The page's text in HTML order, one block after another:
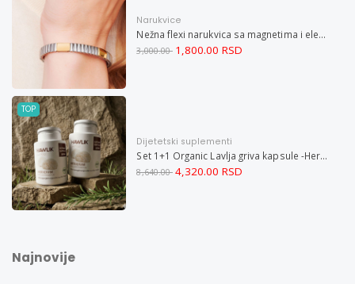
Narukvice
Nežna flexi narukvica sa magnetima i elementima u boji zlata i bakrom M
3,000.00 1,800.00 RSD
TOP
Dijetetski suplementi
Set 1+1 Organic Lavlja griva kapsule -Hericium ekstrakt 60
8,640.00 4,320.00 RSD
Najnovije